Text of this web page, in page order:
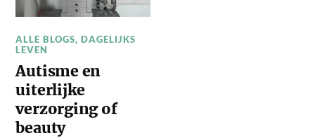
ALLE BLOGS,DAGELIJKS
LEVEN
Autisme en
uiterlijke
verzorging of
beauty